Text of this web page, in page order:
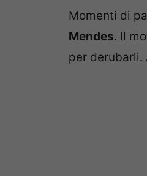
Momenti di
Mendes. Il
per